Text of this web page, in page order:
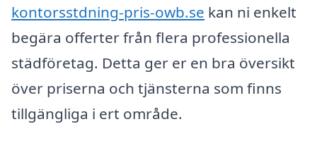
kontorsstdning-pris-owb.se kan ni enkelt
begära offerter från flera professionella
städföretag. Detta ger er en bra översikt
över priserna och tjänsterna som finns
tillgängliga i ert område.